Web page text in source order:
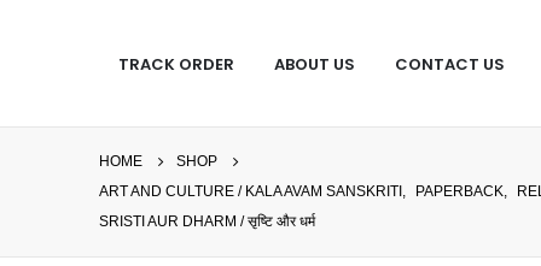
TRACK ORDER ABOUT US CONTACT US
HOME
SHOP
ART AND CULTURE / KALA AVAM SANSKRITI , PAPERBACK,
SRISTI AUR DHARM / सृष्‍टि और धर्म